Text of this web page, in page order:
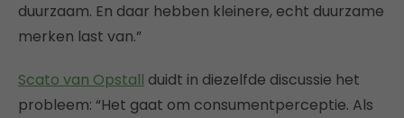
duurzaam. En daar hebben kleinere, echt duurzame
merken last van.”
Scato van Opstall duidt in diezelfde discussie het
probleem: “Het gaat om consumentperceptie. Als